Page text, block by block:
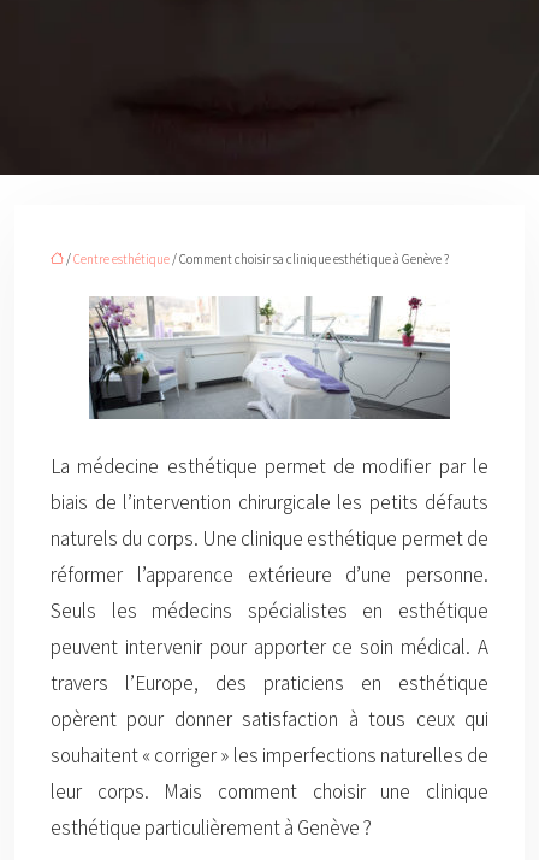
/Centre esthétique/ Comment choisir sa clinique esthétique à Genève ?
La médecine esthétique permet de modifier par le
biais de l’intervention chirurgicale les petits défauts
naturels du corps. Une clinique esthétique permet de
réformer l’apparence extérieure d’une personne.
Seuls les médecins spécialistes en esthétique
peuvent intervenir pour apporter ce soin médical. A
travers l’Europe, des praticiens en esthétique
opèrent pour donner satisfaction à tous ceux qui
souhaitent « corriger » les imperfections naturelles de
leur corps. Mais comment choisir une clinique
esthétique particulièrement à Genève ?